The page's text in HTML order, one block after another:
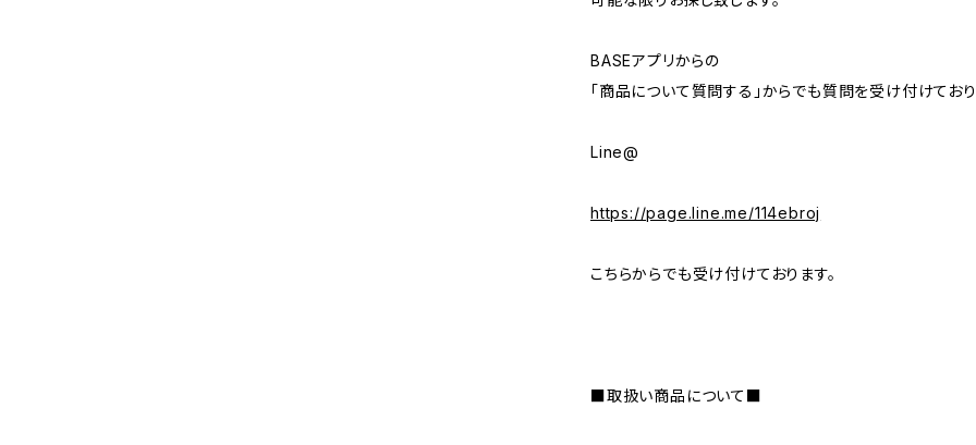
BASEアプリからの
「商品について質問する」からでも質問を受け付けており
Line@
https://page.line.me/114ebroj
こちらからでも受け付けております。
■取扱い商品について■